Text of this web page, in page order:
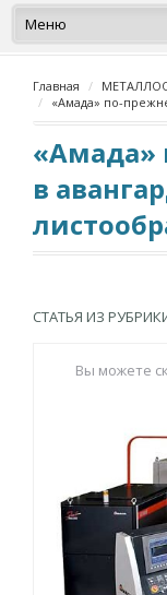
Главная
«Амада» по-
«Амада»
в
СТАТЬЯ ИЗ
Вы можете